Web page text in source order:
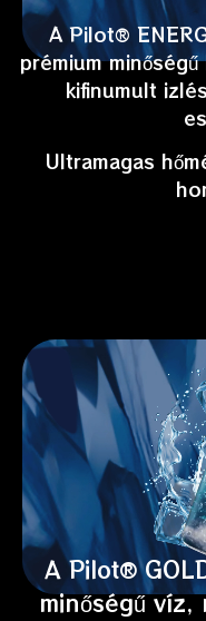
A Pilot®
prémium
kifinumult
Ultramagas
A Pilot®
minőségű